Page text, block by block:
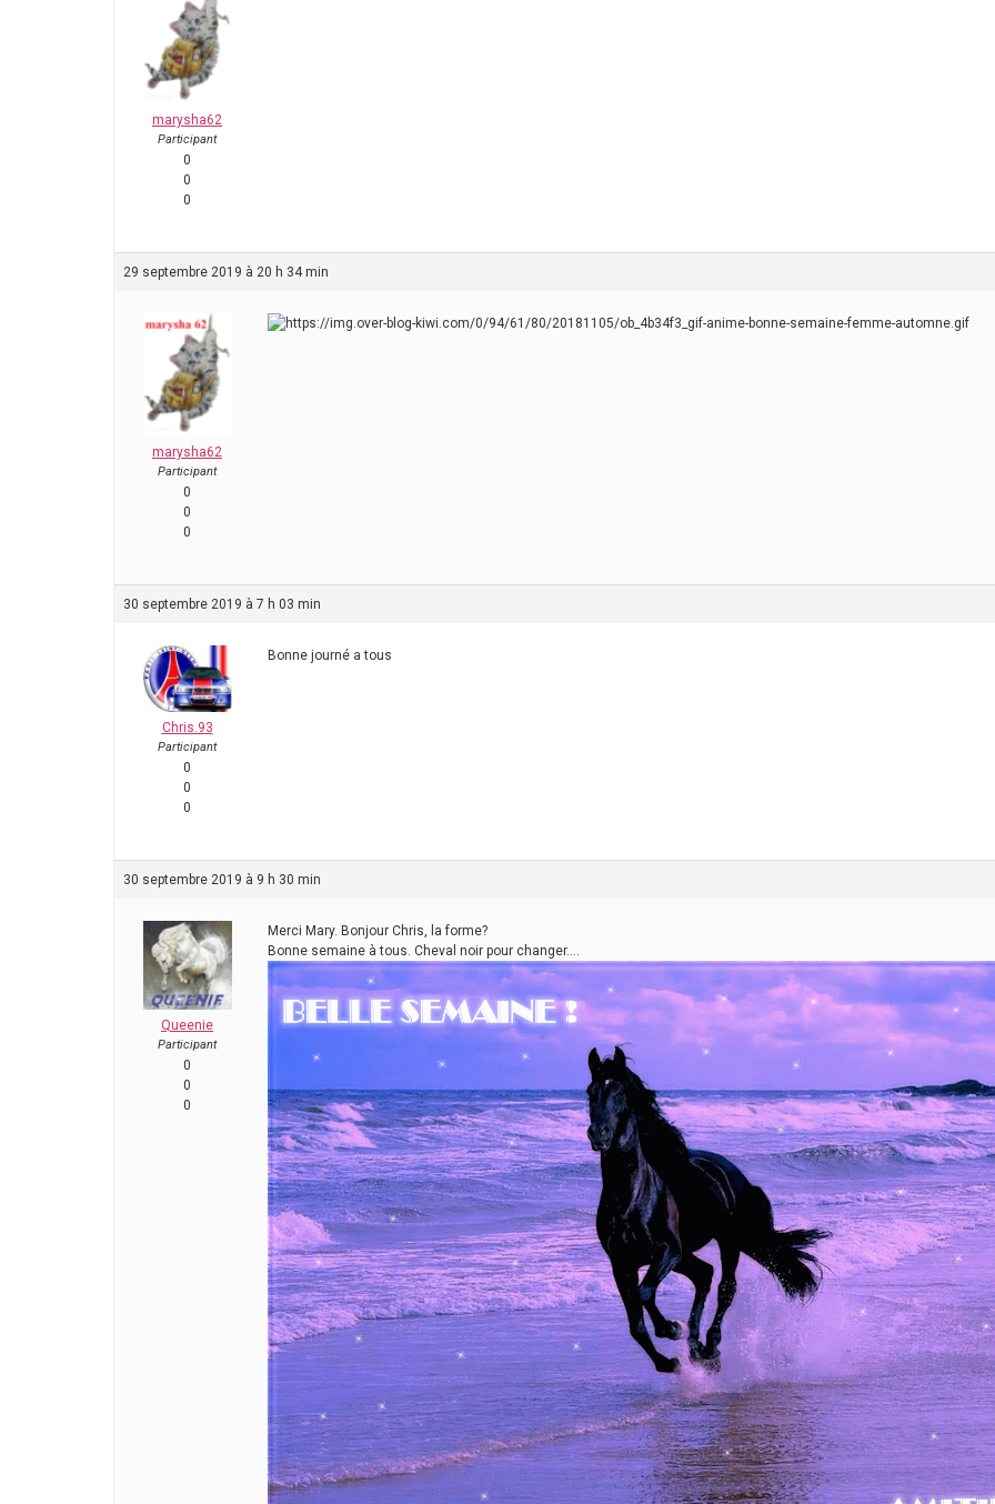
marysha62
Participant
0
0
0
29 septembre 2019 à 20 h 34 min
marysha62
Participant
0
0
0
30 septembre 2019 à 7 h 03 min
Chris.93
Participant
0
0
0
Bonne journé a tous
30 septembre 2019 à 9 h 30 min
Queenie
Participant
0
0
0
Merci Mary. Bonjour Chris, la forme?
Bonne semaine à tous. Cheval noir pour changer….